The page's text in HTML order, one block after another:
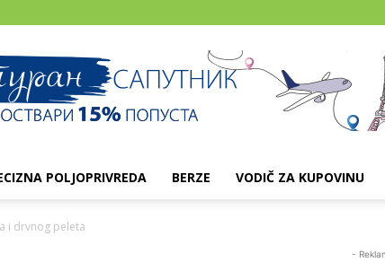
POLJOPRIVREDA BERZE VODIČ ZA KUPOVINU
i drvnog peleta
-